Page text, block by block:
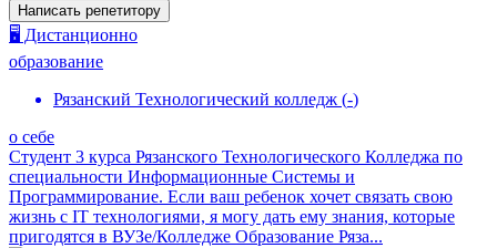
Написать репетитору
🖥️ Дистанционно
образование
Рязанский Технологический колледж (-)
о себе
Студент 3 курса Рязанского Технологического Колледжа по
специальности Информационные Системы и
Программирование. Если ваш ребенок хочет связать свою
жизнь с IT технологиями, я могу дать ему знания, которые
пригодятся в ВУЗе/Колледже Образование Ряза...